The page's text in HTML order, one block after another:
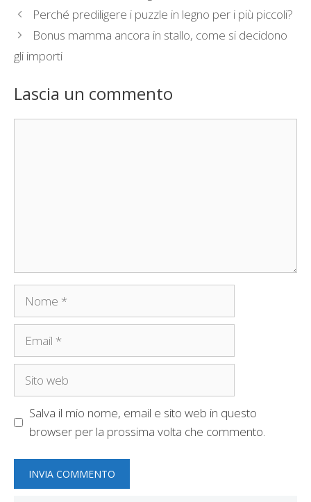
Perché prediligere i puzzle in legno per i più piccoli?
Bonus mamma ancora in stallo, come si decidono
gli importi
Lascia un commento
Nome
Email
Sito
Salva il mio nome, email e sito web in questo
browser per la prossima volta che commento.